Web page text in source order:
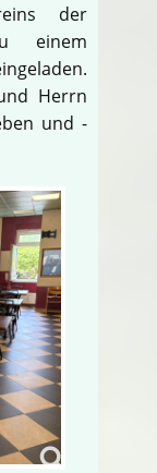
der
einem
Herrn
und -